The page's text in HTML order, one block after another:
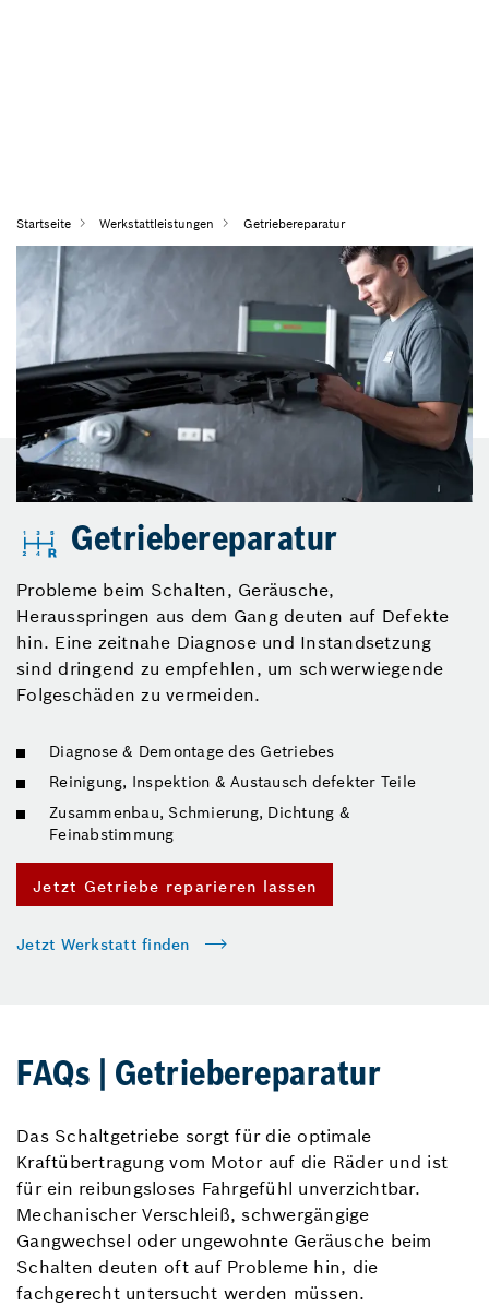
Startseite Werkstattleistungen Getriebereparatur
Getriebereparatur
Probleme beim Schalten, Geräusche,
Herausspringen aus dem Gang deuten auf Defekte
hin. Eine zeitnahe Diagnose und Instandsetzung
sind dringend zu empfehlen, um schwerwiegende
Folgeschäden zu vermeiden.
Diagnose & Demontage des Getriebes
Reinigung, Inspektion & Austausch defekter Teile
Zusammenbau, Schmierung, Dichtung &
Feinabstimmung
Jetzt Getriebe reparieren lassen
Jetzt Werkstatt finden
FAQs | Getriebereparatur
Das Schaltgetriebe sorgt für die optimale
Kraftübertragung vom Motor auf die Räder und ist
für ein reibungsloses Fahrgefühl unverzichtbar.
Mechanischer Verschleiß, schwergängige
Gangwechsel oder ungewohnte Geräusche beim
Schalten deuten oft auf Probleme hin, die
fachgerecht untersucht werden müssen.